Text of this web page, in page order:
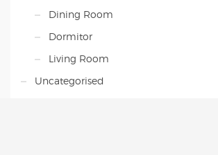
Dining Room
Dormitor
Living Room
Uncategorised